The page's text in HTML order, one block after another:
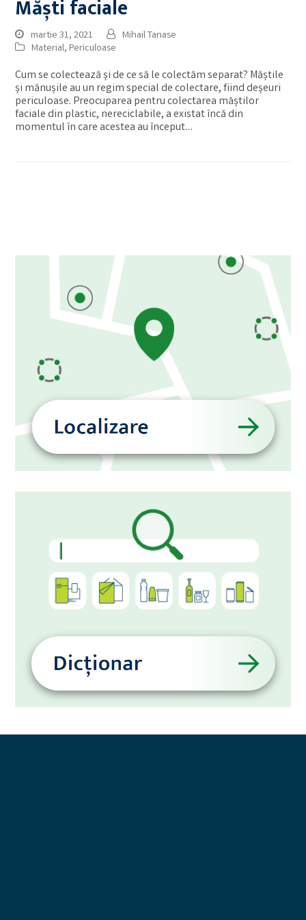
Măști faciale
martie 31, 2021
Mihail Tanase
Material,Periculoase
Cum se colectează și de ce să le colectăm separat? Măștile
și mănușile au un regim special de colectare, fiind deșeuri
periculoase. Preocuparea pentru colectarea măștilor
faciale din plastic, nereciclabile, a existat încă din
momentul în care acestea au început…